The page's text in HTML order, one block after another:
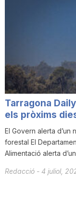
Tarragona
els pròxims
El Govern alerta d’un
forestal El
Alimentació alerta
Redacció - 4 juliol,